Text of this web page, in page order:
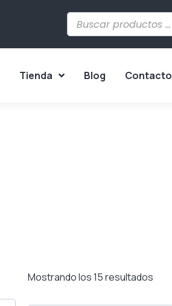
Tienda Blog Contacto
Mostrando los 15 resultados